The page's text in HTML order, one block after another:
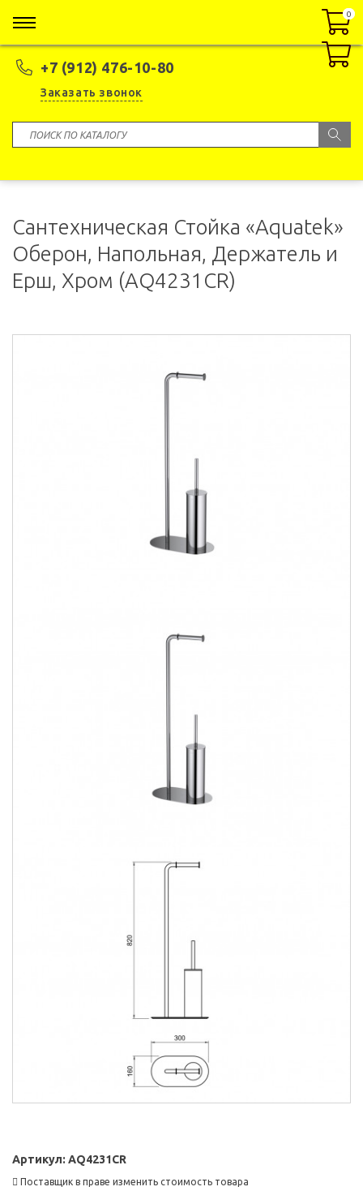
+7 (912) 476-10-80
Заказать звонок
0
0
Сантехническая Стойка «Aquatek»
Оберон, Напольная, Держатель и
Ерш, Хром (AQ4231CR)
Артикул: AQ4231CR
Поставщик в праве изменить стоимость товара